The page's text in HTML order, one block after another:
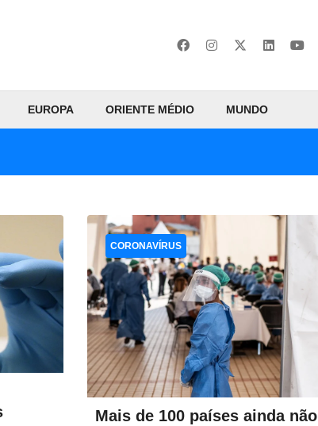
EUROPA ORIENTE MÉDIO MUNDO
Mais de 100 países ainda não
CORONAVÍRUS